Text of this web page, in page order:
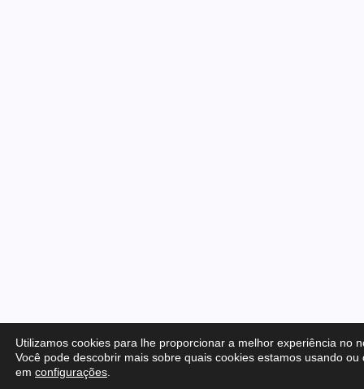
Utilizamos cookies para lhe proporcionar a melhor experiência no
Você pode descobrir mais sobre quais cookies estamos usando ou
em configurações